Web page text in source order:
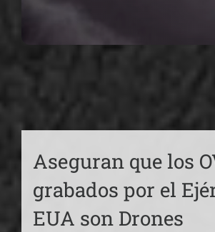
Aseguran que los
grabados por el
EUA son Drones